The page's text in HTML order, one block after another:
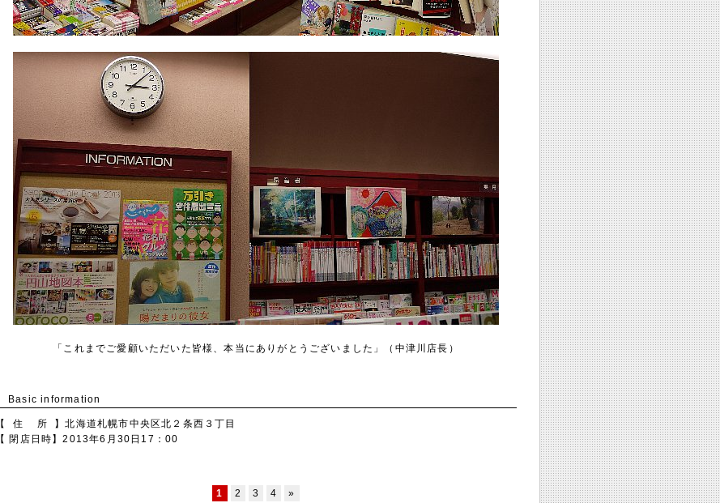
「これまでご愛顧いただいた皆様、本当にありがとうございました」（中津川店長）
Basic information
【 住 所 】北海道札幌市中央区北２条西３丁目
【 閉店日時】2013年6月30日17：00
1 2 3 4 »